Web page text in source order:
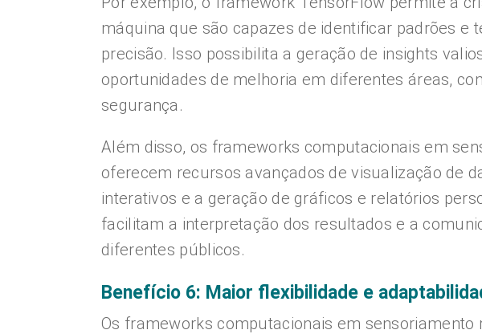
máquina que são capazes de identificar padrões e
precisão. Isso possibilita a geração de insights
oportunidades de melhoria em diferentes áreas,
segurança.
Além disso, os frameworks computacionais em
oferecem recursos avançados de visualização de
interativos e a geração de gráficos e relatórios
facilitam a interpretação dos resultados e a
diferentes públicos.
Benefício 6: Maior flexibilidade e
Os frameworks computacionais em